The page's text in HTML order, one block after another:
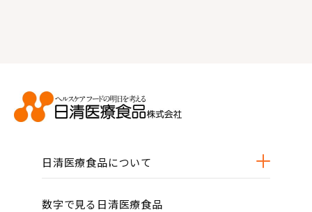
日清医療食品について
数字で見る日清医療食品